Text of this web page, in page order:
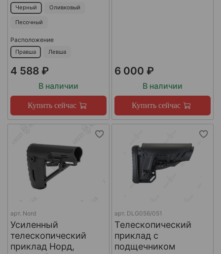
Черный Оливковый
Песочный
Расположение
Правша Левша
4 588 ₽
В наличии
Купить сейчас
6 000 ₽
В наличии
Купить сейчас
арт. Nord
Усиленный
телескопический
приклад Норд,
арт. DLG056/051
Телескопический
приклад с
подщечником